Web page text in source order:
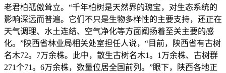
老君柏孤傲耸立。“千年柏树是天然界的瑰宝，对生态系统的
影响深远而普遍。它们不只是生物多样性的主要支持，还正在
天气调理、水土连结、空气净化等方面阐扬着至关主要的感
化。”陕西省林业局相关处室担任人说，“目前，陕西省有古树
名木72。7万余株。此中，散生古树名木1。1万余株、古树群
271个71。6万余株，数量位居全国前列。”眼下，陕西各地正